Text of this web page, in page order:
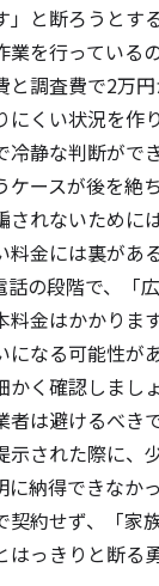
」と断ろうとす
業を行っている
と調査費で2万
にくい状況を作
冷静な判断がで
ケースが後を絶
されないために
料金には裏があ
の段階で、「
料金はかかりま
になる可能性が
かく確認しまし
者は避けるべき
示された際に、
に納得できなか
契約せず、「家
っきりと断る